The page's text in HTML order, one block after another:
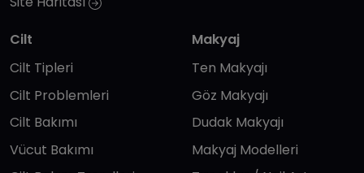
Cilt
Cilt Tipleri
Cilt Problemleri
Cilt Bakımı
Vücut Bakımı
Makyaj
Ten Makyajı
Göz Makyajı
Dudak Makyajı
Makyaj Modelleri